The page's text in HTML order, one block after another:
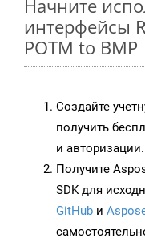
Начните
интерфейсы
POTM to BMP
Создайте
получить
и авторизации.
Получите
SDK для
GitHub и